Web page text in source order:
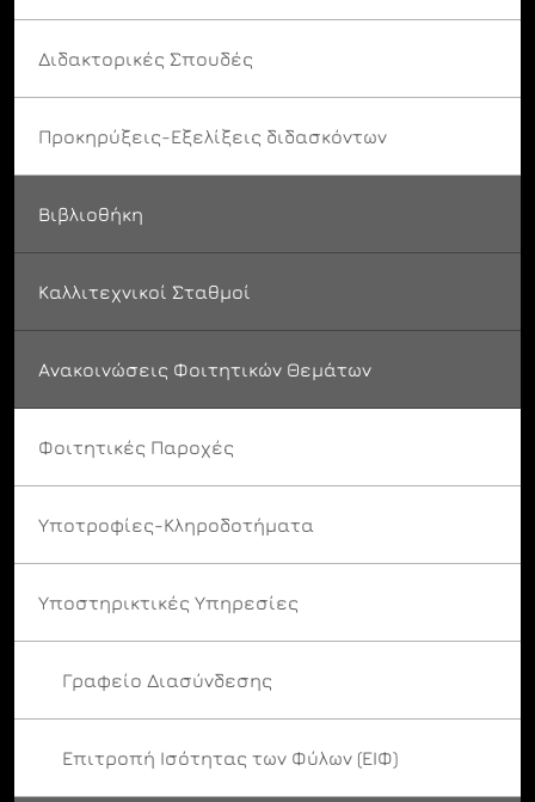
Διδακτορικές Σπουδές
Προκηρύξεις-Εξελίξεις διδασκόντων
Βιβλιοθήκη
Καλλιτεχνικοί Σταθμοί
Ανακοινώσεις Φοιτητικών Θεμάτων
Φοιτητικές Παροχές
Υποτροφίες-Κληροδοτήματα
Υποστηρικτικές Υπηρεσίες
Γραφείο Διασύνδεσης
Επιτροπή Ισότητας των Φύλων (ΕΙΦ)